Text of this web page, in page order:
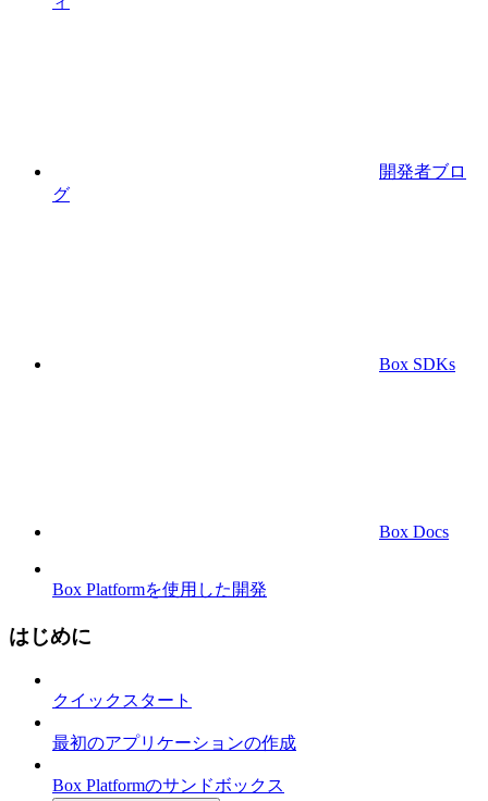
開発者ブロ
グ
Box SDKs
Box Docs
Box Platformを使用した開発
はじめに
クイックスタート
最初のアプリケーションの作成
Box Platformのサンドボックス